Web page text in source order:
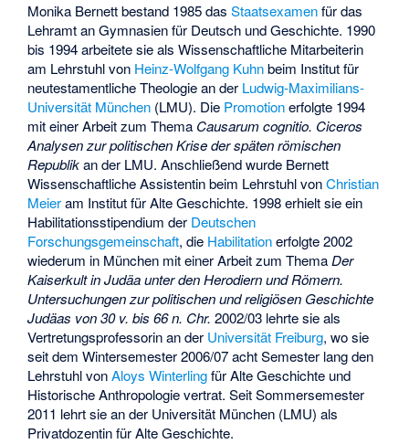
Monika Bernett bestand 1985 dasStaatsexamenfür das
Lehramt an Gymnasien für Deutsch und Geschichte. 1990
bis 1994 arbeitete sie als Wissenschaftliche Mitarbeiterin
am Lehrstuhl von Heinz-Wolfgang Kuhnbeim Institut für
neutestamentliche Theologie an der Ludwig-Maximilians-
Universität München (LMU). Die Promotionerfolgte 1994
mit einer Arbeit zum Thema Causarum cognitio. Ciceros
Analysen zur politischen Krise der späten römischen
Republikan der LMU. Anschließend wurde Bernett
Wissenschaftliche Assistentin beim Lehrstuhl vonChristian
Meieram Institut für Alte Geschichte. 1998 erhielt sie ein
Habilitationsstipendium der Deutschen
Forschungsgemeinschaft, die Habilitationerfolgte 2002
wiederum in München mit einer Arbeit zum ThemaDer
Kaiserkult in Judäa unter den Herodiern und Römern.
Untersuchungen zur politischen und religiösen Geschichte
Judäas von 30 v. bis 66 n. Chr. 2002/03 lehrte sie als
Vertretungsprofessorin an der Universität Freiburg, wo sie
seit dem Wintersemester 2006/07 acht Semester lang den
Lehrstuhl vonAloys Winterlingfür Alte Geschichte und
Historische Anthropologie vertrat. Seit Sommersemester
2011 lehrt sie an der Universität München (LMU) als
Privatdozentin für Alte Geschichte.